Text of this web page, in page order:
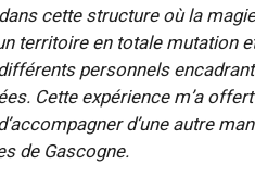
cette structure où la
territoire en totale mutation
personnels
Cette expérience m’a
d’une autre
de Gascogne.